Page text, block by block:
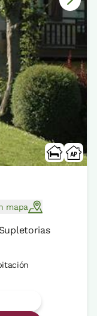
mapa
Supletorias